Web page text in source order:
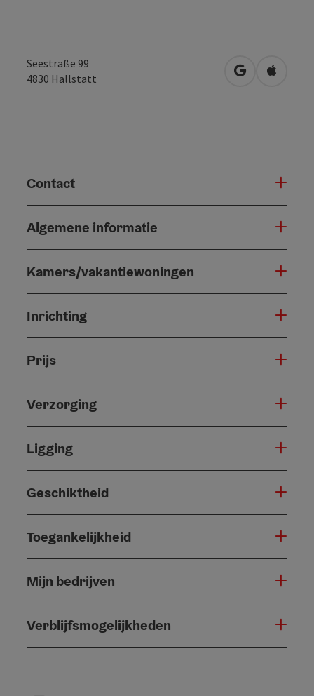
Seestraße 99
4830 Hallstatt Openen in
Contact
Algemene informatie
Kamers/vakantiewoningen
Inrichting
Prijs
Verzorging
Ligging
Geschiktheid
Toegankelijkheid
Mijn bedrijven
Verblijfsmogelijkheden